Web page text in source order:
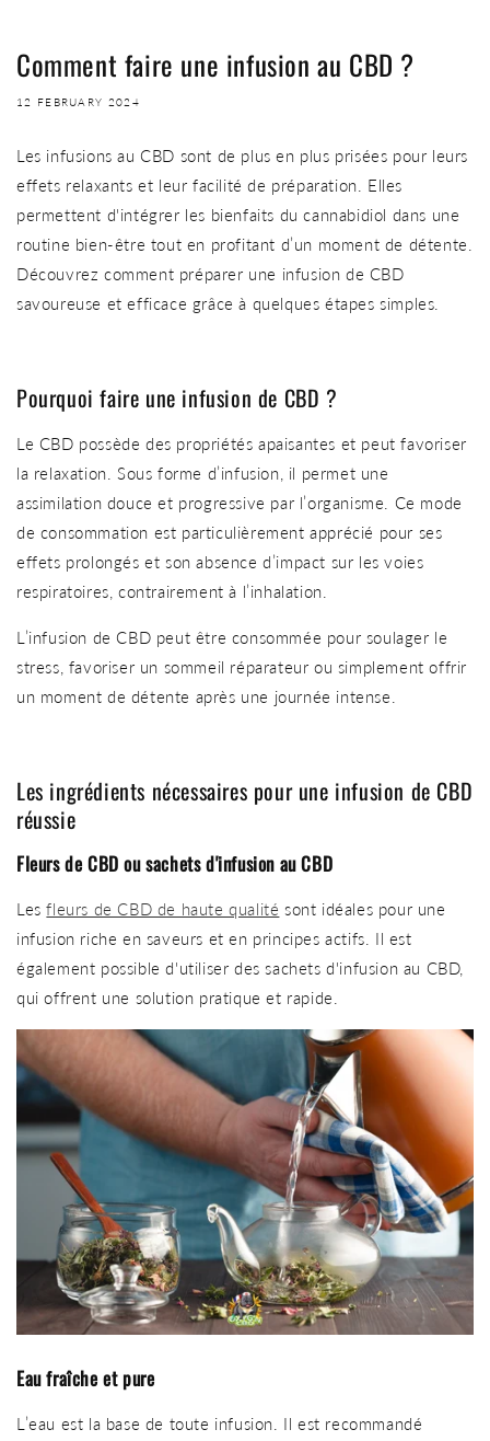
Comment faire une infusion au CBD ?
12 FEBRUARY 2024
Les infusions au CBD sont de plus en plus prisées pour leurs
effets relaxants et leur facilité de préparation. Elles
permettent d'intégrer les bienfaits du cannabidiol dans une
routine bien-être tout en profitant d’un moment de détente.
Découvrez comment préparer une infusion de CBD
savoureuse et efficace grâce à quelques étapes simples.
Pourquoi faire une infusion de CBD ?
Le CBD possède des propriétés apaisantes et peut favoriser
la relaxation. Sous forme d’infusion, il permet une
assimilation douce et progressive par l’organisme. Ce mode
de consommation est particulièrement apprécié pour ses
effets prolongés et son absence d’impact sur les voies
respiratoires, contrairement à l’inhalation.
L’infusion de CBD peut être consommée pour soulager le
stress, favoriser un sommeil réparateur ou simplement offrir
un moment de détente après une journée intense.
Les ingrédients nécessaires pour une infusion de CBD
réussie
Fleurs de CBD ou sachets d'infusion au CBD
Lesfleurs de CBD de haute qualité sont idéales pour une
infusion riche en saveurs et en principes actifs. Il est
également possible d'utiliser des sachets d'infusion au CBD,
qui offrent une solution pratique et rapide.
Eau fraîche et pure
L’eau est la base de toute infusion. Il est recommandé